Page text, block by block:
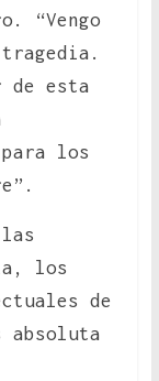
“Vengo
de esta
los
los
de
absoluta